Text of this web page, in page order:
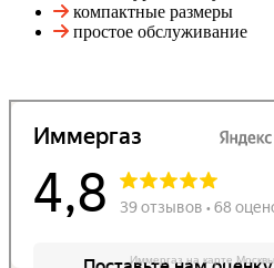
компактные размеры
простое обслуживание
Иммергаз на карте